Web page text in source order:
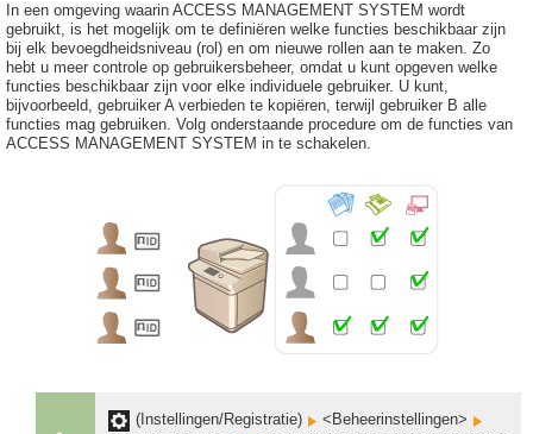
In een omgeving waarin ACCESS MANAGEMENT SYSTEM wordt
gebruikt, is het mogelijk om te definiëren welke functies beschikbaar zijn
bij elk bevoegdheidsniveau (rol) en om nieuwe rollen aan te maken. Zo
hebt u meer controle op gebruikersbeheer, omdat u kunt opgeven welke
functies beschikbaar zijn voor elke individuele gebruiker. U kunt,
bijvoorbeeld, gebruiker A verbieden te kopiëren, terwijl gebruiker B alle
functies mag gebruiken. Volg onderstaande procedure om de functies van
ACCESS MANAGEMENT SYSTEM in te schakelen.
(Instellingen/Registratie)
<Beheerinstellingen>